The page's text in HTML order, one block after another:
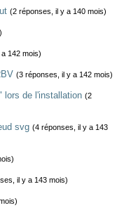
(2 réponses, il y a 140 mois)
142 mois)
(3 réponses, il y a 142 mois)
lors de l'installation (2
svg (4 réponses, il y a 143
il y a 143 mois)